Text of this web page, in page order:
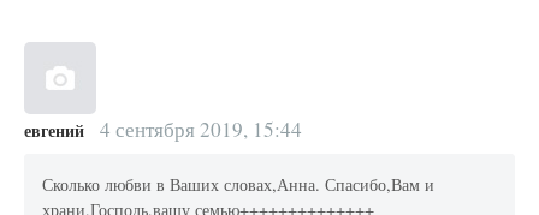
евгений 4 сентября 2019, 15:44
Сколько любви в Ваших словах,Анна. Спасибо,Вам и
храни,Господь,вашу семью++++++++++++++